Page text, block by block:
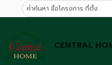
CENTRAL